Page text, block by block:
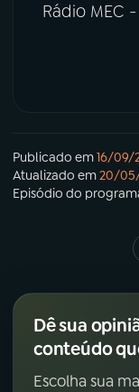
Rádio MEC
Publicado em16/09/
Atualizado em20/
Episódio do
Dê sua
conteúdo
Escolha sua